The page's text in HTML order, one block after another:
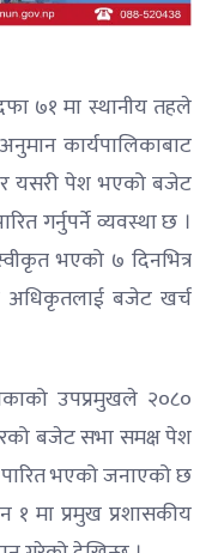
७१ मा स्थानीय तहले
कार्यपालिकाबाट
र यसरी पेश भएको बजेट
गर्नुपर्ने व्यवस्था छ ।
भएको ७ दिनभित्र
अधिकृतलाई बजेट खर्च
उपप्रमुखले २०८०
बजेट सभा समक्ष पेश
भएको जनाएको छ
१ मा प्रमुख प्रशासकीय